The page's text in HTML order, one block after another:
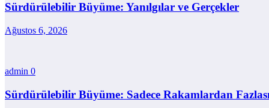
Sürdürülebilir Büyüme: Yanılgılar ve Gerçekler
Ağustos 6, 2026
admin 0
Sürdürülebilir Büyüme: Sadece Rakamlardan